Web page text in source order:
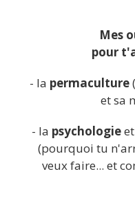
Mes
pour
- la permaculture
et sa
- la psychologie
(pourquoi tu
veux faire... et